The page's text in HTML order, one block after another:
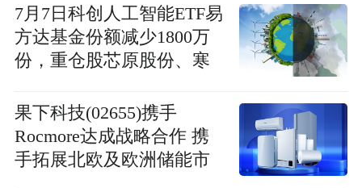
7月7日科创人工智能ETF易
方达基金份额减少1800万
份，重仓股芯原股份、寒
果下科技(02655)携手
Rocmore达成战略合作 携
手拓展北欧及欧洲储能市